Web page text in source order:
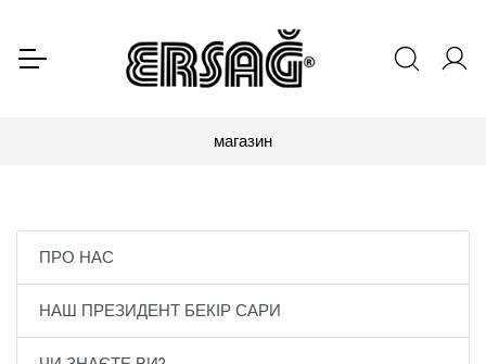
магазин
ПРО НАС
НАШ ПРЕЗИДЕНТ БЕКІР САРИ